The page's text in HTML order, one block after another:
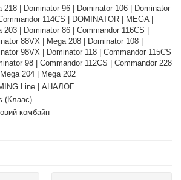
218 | Dominator 96 | Dominator 106 | Dominator
114CS | DOMINATOR | MEGA |
203 | Dominator 86 | Commandor 116CS |
88VX | Mega 208 | Dominator 108 |
98VX | Dominator 118 | Commandor 115CS
98 | Commandor 112CS | Commandor 228
204 | Mega 202
Line | АНАЛОГ
(Клаас)
комбайн